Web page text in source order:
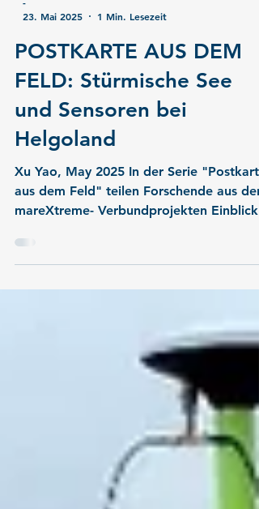
23. Mai 2025
1 Min. Lesezeit
POSTKARTE AUS DEM
FELD: Stürmische See
und Sensoren bei
Helgoland
aus dem Feld" teilen Forschende aus den
mareXtreme- Verbundprojekten Einblicke
von ihrer...